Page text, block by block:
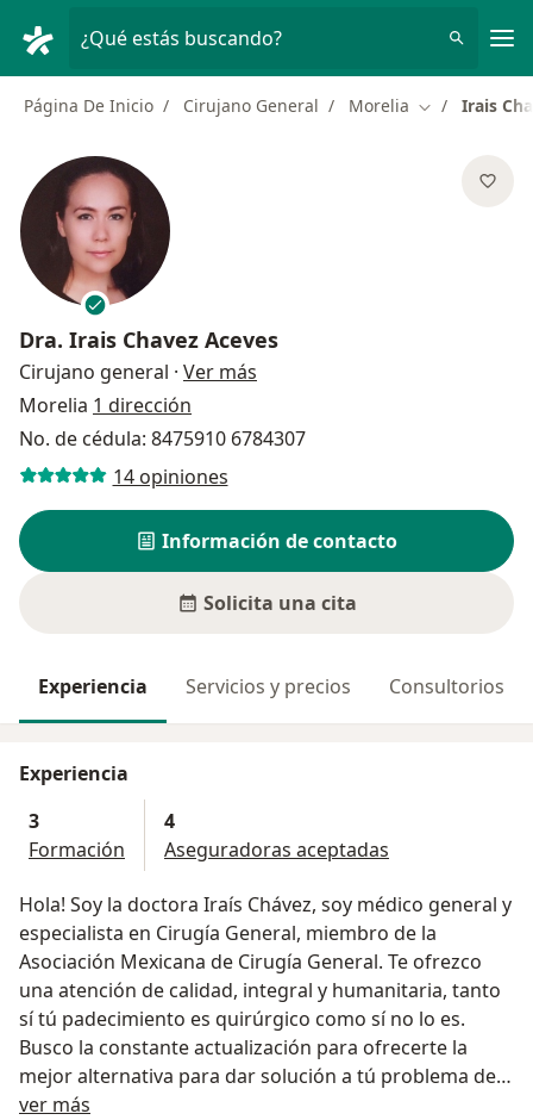
¿Qué estás buscando?
Página De Inicio Cirujano General Morelia Cambiar de
Irais
Dra. Irais Chavez Aceves
Cirujano general · Ver más
Morelia 1 dirección
No. de cédula: 8475910 6784307
14 opiniones
Información de contacto
Solicita una cita
Experiencia Servicios y precios Consultorios
Experiencia
3
Formación
4
Aseguradoras aceptadas
Hola! Soy la doctora Iraís Chávez, soy médico general y
especialista en Cirugía General, miembro de la
Asociación Mexicana de Cirugía General. Te ofrezco
una atención de calidad, integral y humanitaria, tanto
sí tú padecimiento es quirúrgico como sí no lo es.
Busco la constante actualización para ofrecerte la
mejor alternativa para dar solución a tú problema de
salud.
ver más